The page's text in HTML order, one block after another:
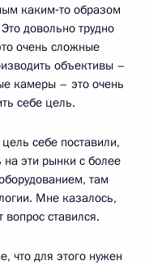
каким‑то образом
довольно трудно
очень сложные
объективы –
камеры – это очень
себе цель.
себе поставили,
на эти рынки с более
там
Мне казалось,
ставился.
что для этого нужен